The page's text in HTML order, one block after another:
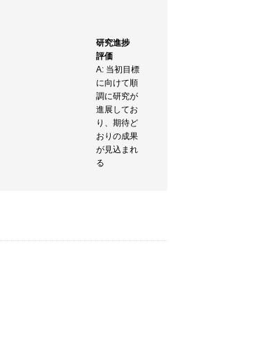
研究進捗
評価
A: 当初目標
に向けて順
調に研究が
進展してお
り、期待ど
おりの成果
が見込まれ
る